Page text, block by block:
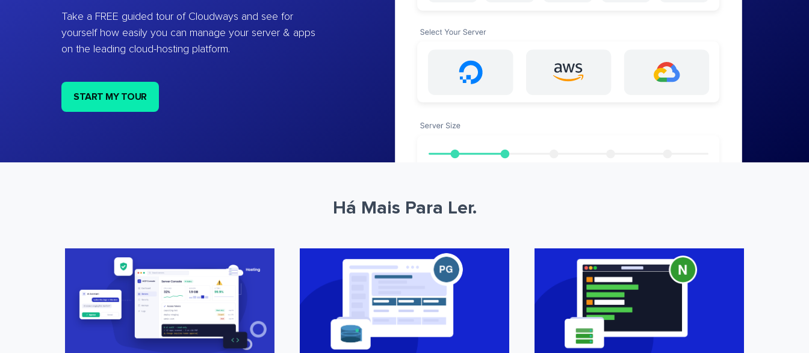
Take a FREE guided tour of Cloudways and see for
yourself how easily you can manage your server & apps
on the leading cloud-hosting platform.
START MY TOUR
Há Mais Para Ler.